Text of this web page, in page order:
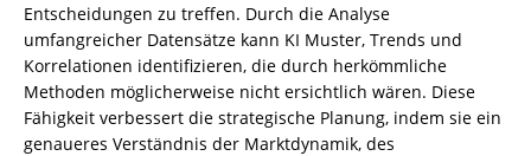
Entscheidungen zu treffen. Durch die Analyse
umfangreicher Datensätze kann KI Muster, Trends und
Korrelationen identifizieren, die durch herkömmliche
Methoden möglicherweise nicht ersichtlich wären. Diese
Fähigkeit verbessert die strategische Planung, indem sie ein
genaueres Verständnis der Marktdynamik, des